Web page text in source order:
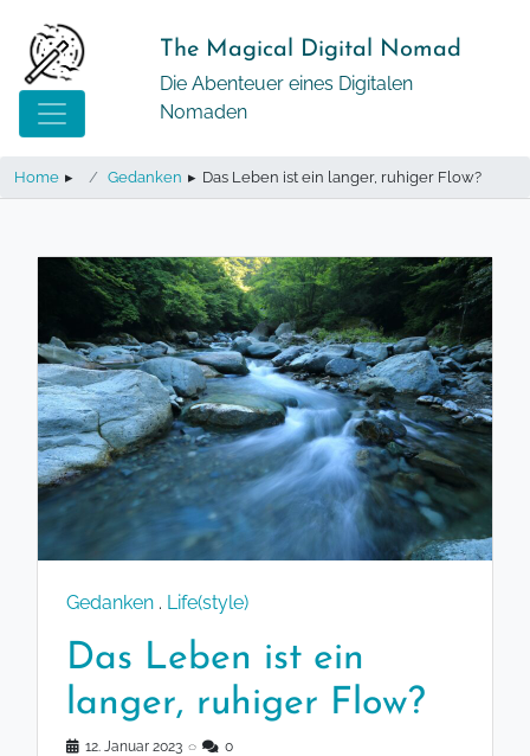
zum
Inhalt
The Magical Digital Nomad
Die Abenteuer eines Digitalen
Nomaden
Home ▸ Gedanken ▸ Das Leben ist ein langer, ruhiger Flow?
Gedanken . Life(style)
Das Leben ist ein
langer, ruhiger Flow?
12. Januar 2023 ◌
0